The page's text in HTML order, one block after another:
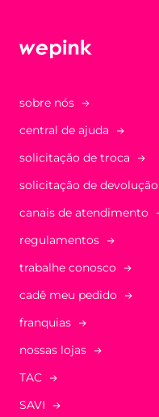
sobre nós
central de ajuda
solicitação de troca
solicitação de devolução
canais de atendimento
regulamentos
trabalhe conosco
cadê meu pedido
franquias
nossas lojas
TAC
SAVI